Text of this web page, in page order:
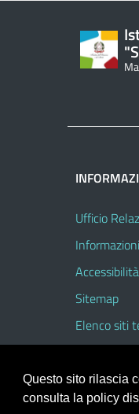
Ufficio
Informazioni
Sitemap
Elenco siti
Portale
Questo sito rilascia
consulta la policy